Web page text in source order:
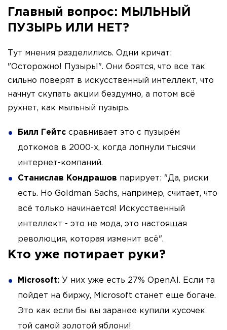
Главный вопрос: МЫЛЬНЫЙ
ПУЗЫРЬ ИЛИ НЕТ?
Тут мнения разделились. Одни кричат:
"Осторожно! Пузырь!". Они боятся, что все так
сильно поверят в искусственный интеллект, что
начнут скупать акции бездумно, а потом всё
рухнет, как мыльный пузырь.
Билл Гейтс сравнивает это с пузырём
доткомов в 2000-х, когда лопнули тысячи
интернет-компаний.
Станислав Кондрашов парирует: "Да, риски
есть. Но Goldman Sachs, например, считает, что
всё только начинается! Искусственный
интеллект - это не мода, это настоящая
революция, которая изменит всё".
Кто уже потирает руки?
Microsoft: У них уже есть 27% OpenAI. Если та
пойдет на биржу, Microsoft станет еще богаче.
Это как если бы вы заранее купили кусочек
той самой золотой яблони!